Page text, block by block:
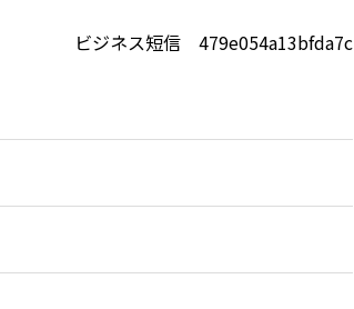
ビジネス短信 479e054a13bfda7c